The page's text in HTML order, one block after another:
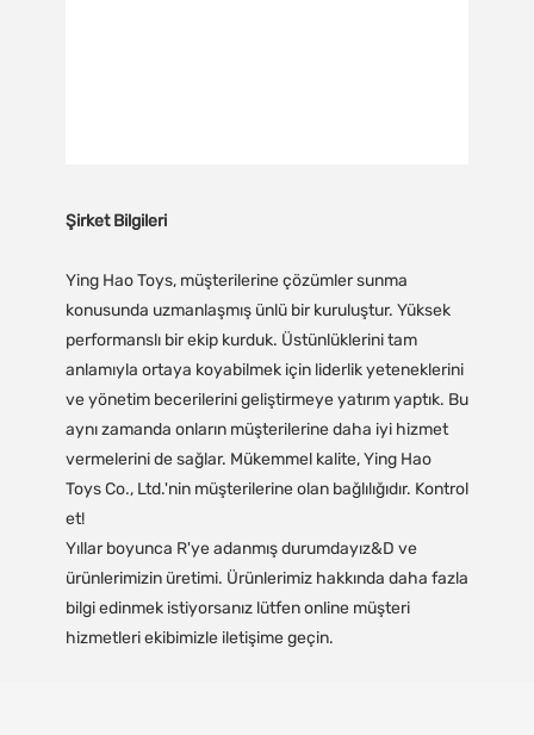
Şirket Bilgileri
Ying Hao Toys, müşterilerine çözümler sunma
konusunda uzmanlaşmış ünlü bir kuruluştur. Yüksek
performanslı bir ekip kurduk. Üstünlüklerini tam
anlamıyla ortaya koyabilmek için liderlik yeteneklerini
ve yönetim becerilerini geliştirmeye yatırım yaptık. Bu
aynı zamanda onların müşterilerine daha iyi hizmet
vermelerini de sağlar. Mükemmel kalite, Ying Hao
Toys Co., Ltd.'nin müşterilerine olan bağlılığıdır. Kontrol
et!
Yıllar boyunca R'ye adanmış durumdayız&D ve
ürünlerimizin üretimi. Ürünlerimiz hakkında daha fazla
bilgi edinmek istiyorsanız lütfen online müşteri
hizmetleri ekibimizle iletişime geçin.